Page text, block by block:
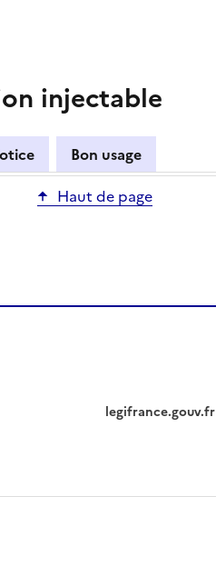
injectable
Bon usage
Haut de page
legifrance.gouv.fr